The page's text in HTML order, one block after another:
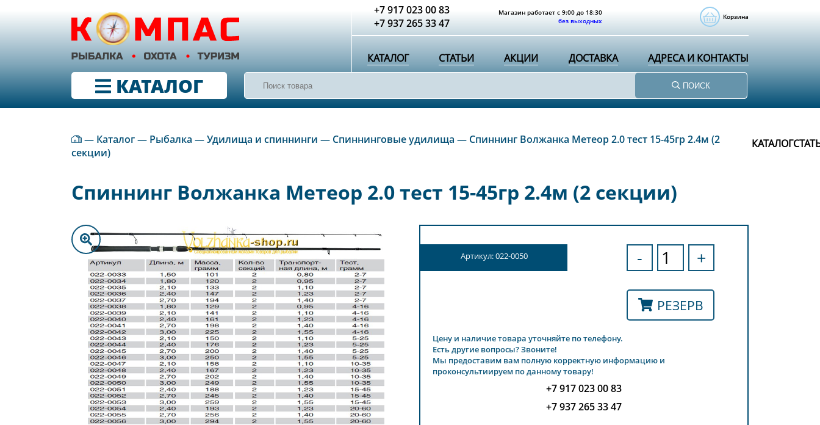
КАТАЛОГ
+7 917 023 00 83
+7 937 265 33 47
Магазин работает с 9:00 до 18:30
без выходных
Корзина
КАТАЛОГ СТАТЬИ АКЦИИ ДОСТАВКА АДРЕСА И КОНТАКТЫ
КАТАЛОГ ПОИСК
— Каталог— Рыбалка —Удилища и спиннинги — Спиннинговые удилища — Спиннинг Волжанка Метеор 2.0 тест 15-45гр 2.4м (2
секции)
Спиннинг Волжанка Метеор 2.0 тест 15-45гр 2.4м (2 секции)
Артикул: 022-0050 - +
РЕЗЕРВ
Цену и наличие товара уточняйте по телефону.
Есть другие вопросы? Звоните!
Мы предоставим вам полную корректную информацию и
проконсультиируем по данному товару!
+7 917 023 00 83
+7 937 265 33 47